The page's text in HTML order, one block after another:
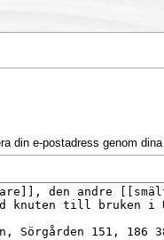
din e-postadress genom dina